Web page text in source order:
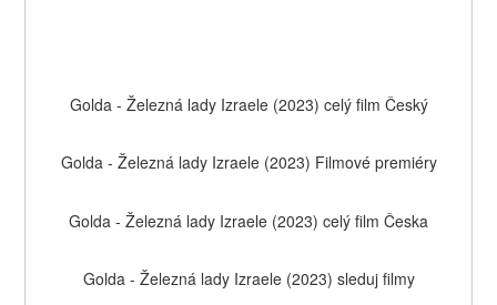
Golda - Železná lady Izraele (2023) celý film Český
Golda - Železná lady Izraele (2023) Filmové premiéry
Golda - Železná lady Izraele (2023) celý film Česka
Golda - Železná lady Izraele (2023) sleduj filmy